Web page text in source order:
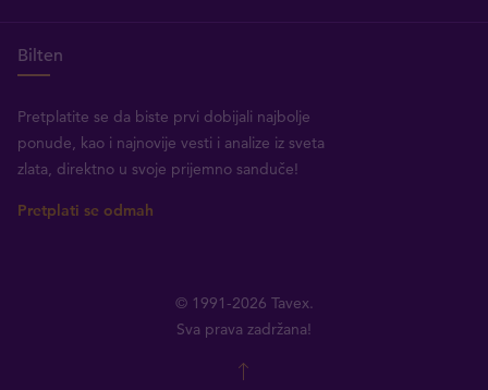
Bilten
Pretplatite se da biste prvi dobijali najbolje
ponude, kao i najnovije vesti i analize iz sveta
zlata, direktno u svoje prijemno sanduče!
Pretplati se odmah
© 1991-2026 Tavex.
Sva prava zadržana!